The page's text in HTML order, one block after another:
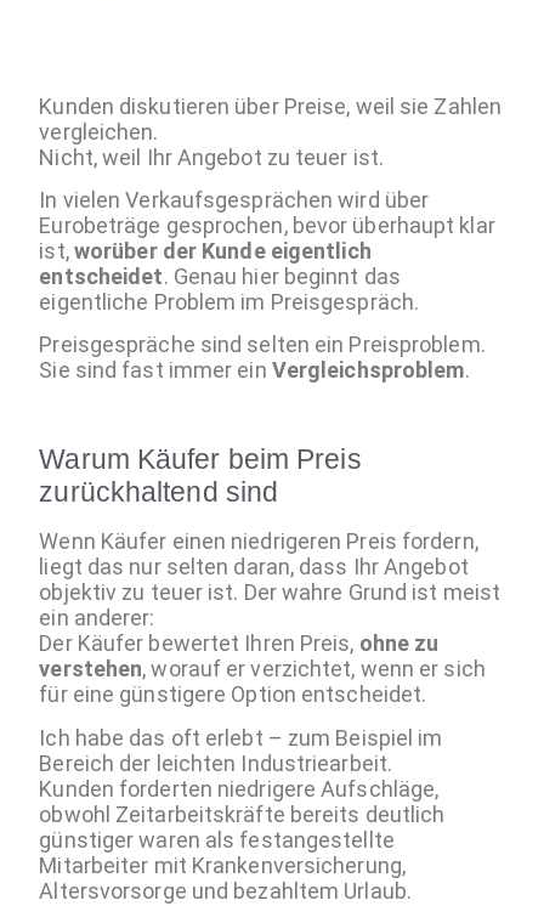
Kunden diskutieren über Preise, weil sie Zahlen
vergleichen.
Nicht, weil Ihr Angebot zu teuer ist.
In vielen Verkaufsgesprächen wird über
Eurobeträge gesprochen, bevor überhaupt klar
ist,worüber der Kunde eigentlich
entscheidet. Genau hier beginnt das
eigentliche Problem im Preisgespräch.
Preisgespräche sind selten ein Preisproblem.
Sie sind fast immer ein Vergleichsproblem.
Warum Käufer beim Preis
zurückhaltend sind
Wenn Käufer einen niedrigeren Preis fordern,
liegt das nur selten daran, dass Ihr Angebot
objektiv zu teuer ist. Der wahre Grund ist meist
ein anderer:
Der Käufer bewertet Ihren Preis, ohne zu
verstehen, worauf er verzichtet, wenn er sich
für eine günstigere Option entscheidet.
Ich habe das oft erlebt – zum Beispiel im
Bereich der leichten Industriearbeit.
Kunden forderten niedrigere Aufschläge,
obwohl Zeitarbeitskräfte bereits deutlich
günstiger waren als festangestellte
Mitarbeiter mit Krankenversicherung,
Altersvorsorge und bezahltem Urlaub.